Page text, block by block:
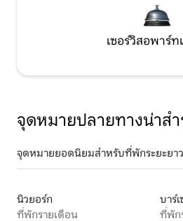
เซอร์วิสอพาร์
จุดหมายปลายทางน่าสำ
จุดหมายยอดนิยมสำหรับที่พักระยะยาว
นิวยอร์ก
ที่พักรายเดือน
บาร์
ที่พัก